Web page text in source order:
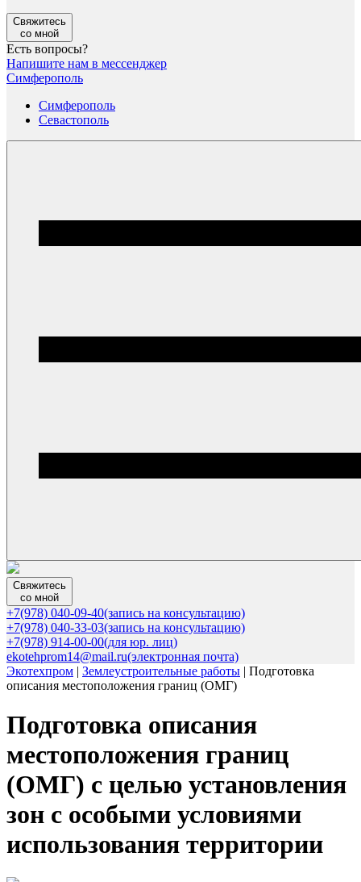
Свяжитесь
со мной
Есть вопросы?
Напишите нам в мессенджер
Симферополь
Симферополь
Севастополь
Свяжитесь
со мной
+7(978) 040-09-40(запись на консультацию)
+7(978) 040-33-03(запись на консультацию)
+7(978) 914-00-00(для юр. лиц)
ekotehprom14@mail.ru(электронная почта)
Экотехпром | Землеустроительные работы | Подготовка
описания местоположения границ (ОМГ)
Подготовка описания
местоположения границ
(ОМГ) с целью установления
зон с особыми условиями
использования территории